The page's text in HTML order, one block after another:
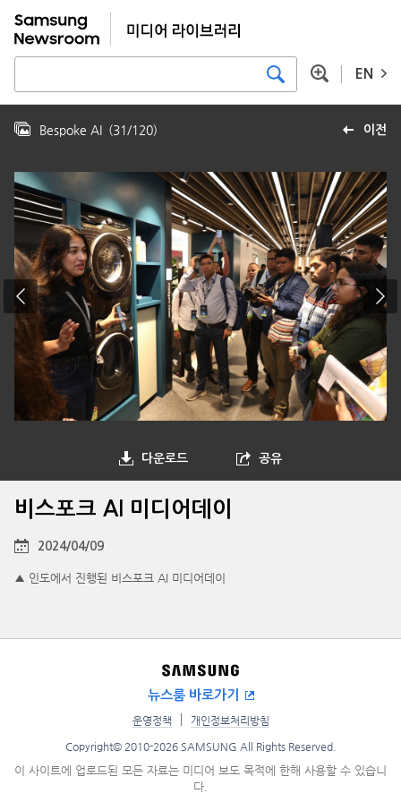
EN
이전
Bespoke AI (31/120)
다운로드 공유
비스포크 AI 미디어데이
2024/04/09
▲ 인도에서 진행된 비스포크 AI 미디어데이
뉴스룸 바로가기
운영정책 개인정보처리방침
Copyright© 2010-2026 SAMSUNG All Rights Reserved.
이 사이트에 업로드된 모든 자료는 미디어 보도 목적에 한해 사용할 수 있습니
다.